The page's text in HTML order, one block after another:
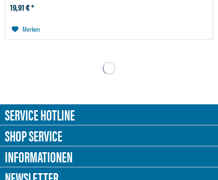
19,91 € *
Merken
SERVICE HOTLINE
SHOP SERVICE
INFORMATIONEN